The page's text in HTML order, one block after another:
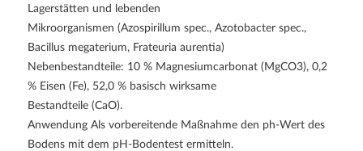
Lagerstätten und lebenden
Mikroorganismen (Azospirillum spec., Azotobacter spec.,
Bacillus megaterium, Frateuria aurentia)
Nebenbestandteile: 10 % Magnesiumcarbonat (MgCO3), 0,2
% Eisen (Fe), 52,0 % basisch wirksame
Bestandteile (CaO).
Anwendung Als vorbereitende Maßnahme den ph-Wert des
Bodens mit dem pH-Bodentest ermitteln.